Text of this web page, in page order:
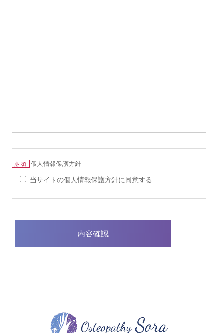
必須 個人情報保護方針
当サイトの個人情報保護方針に同意する